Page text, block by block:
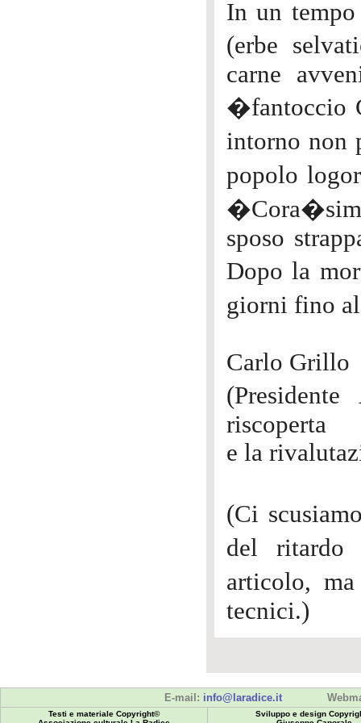
In un
(erbe
carne
�fantoccio
intorno non
popolo
sposo
Dopo la
giorni fino
Carlo Grillo
riscoperta
e la
(Ci
del ritardo
articolo,
tecnici.)
E-mail: info@laradice.it
Testi e materiale Copyright©
Sviluppo e design